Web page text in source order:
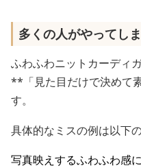
多くの人がやってし
ふわふわニットカーディ
**「見た目だけで決めて
す。
具体的なミスの例は以下
写真映えするふわふわ感